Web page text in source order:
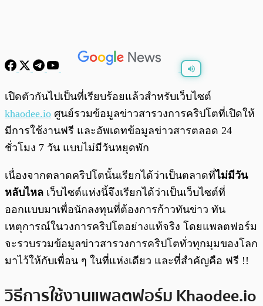
พร้อมเล่น 0:00
เปิดตัวกันไปเป็นที่เรียบร้อยแล้วสำหรับเว็บไซต์
khaodee.io ศูนย์รวมข้อมูลข่าวสารวงการคริปโตที่เปิดให้
มีการใช้งานฟรี และอัพเดทข้อมูลข่าวสารตลอด 24
ชั่วโมง 7 วัน แบบไม่มีวันหยุดพัก
เนื่องจากตลาดคริปโตนั้นเรียกได้ว่าเป็นตลาดที่ไม่มีวัน
หลับไหล เว็บไซต์แห่งนี้จึงเรียกได้ว่าเป็นเว็บไซต์ที่
ออกแบบมาเพื่อนักลงทุนที่ต้องการก้าวทันข่าว ทัน
เหตุการณ์ในวงการคริปโตอย่างแท้จริง โดยแพลตฟอร์ม
จะรวบรวมข้อมูลข่าวสารวงการคริปโตทั่วทุกมุมของโลก
มาไว้ให้กับเพื่อน ๆ ในที่แห่งเดียว และที่สำคัญคือ ฟรี !!
วิธีการใช้งานแพลตฟอร์ม Khaodee.io